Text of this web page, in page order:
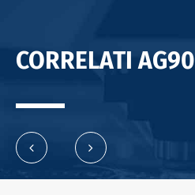
CORRELATI AG90